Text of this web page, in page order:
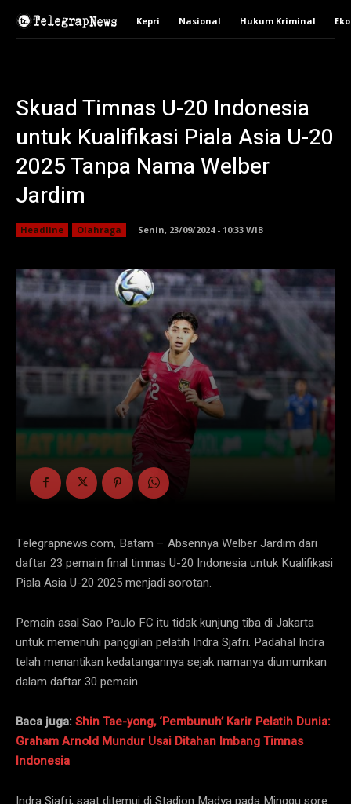
Kepri Nasional Hukum Kriminal
Skuad Timnas U-20 Indonesia
untuk Kualifikasi Piala Asia U-20
2025 Tanpa Nama Welber
Jardim
Headline Olahraga Senin, 23/09/2024 - 10:33 WIB
Telegrapnews.com, Batam – Absennya Welber Jardim dari
daftar 23 pemain final timnas U-20 Indonesia untuk Kualifikasi
Piala Asia U-20 2025 menjadi sorotan.
Pemain asal Sao Paulo FC itu tidak kunjung tiba di Jakarta
untuk memenuhi panggilan pelatih Indra Sjafri. Padahal Indra
telah menantikan kedatangannya sejak namanya diumumkan
dalam daftar 30 pemain.
Baca juga:Shin Tae-yong, ‘Pembunuh’ Karir Pelatih Dunia:
Graham Arnold Mundur Usai Ditahan Imbang Timnas
Indonesia